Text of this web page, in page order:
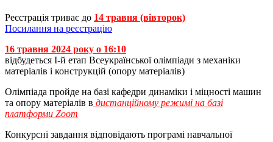
Реєстрація триває до 14 травня (вівторок)
Посилання на реєстрацію
16 травня 2024 року о 16:10
відбудеться І-й етап Всеукраїнської олімпіади з механіки
матеріалів і конструкцій (опору матеріалів)
Олімпіада пройде на базі кафедри динаміки і міцності машин
та опору матеріалів в дистанційному режимі на базі
платформи Zoom
Конкурсні завдання відповідають програмі навчальної